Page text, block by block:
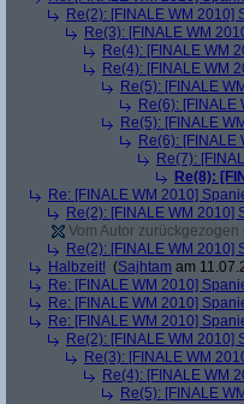
Re(2): [FINALE WM 2010]
Re(3): [FINALE WM
Re(4): [FINALE WM
Re(4): [FINALE WM
Re(5): [FINALE
Re(6): [FINALE
Re(5): [FINALE
Re(6): [FINALE
Re(7):
Re(8):
Re: [FINALE WM 2010]
Re(2): [FINALE WM 2010]
Vom Autor
Re(2): [FINALE WM 2010]
Halbzeit! (Sajhtam am
Re: [FINALE WM 2010]
Re: [FINALE WM 2010]
Re: [FINALE WM 2010]
Re(2): [FINALE WM 2010]
Re(3): [FINALE WM
Re(4): [FINALE WM
Re(5): [FINALE